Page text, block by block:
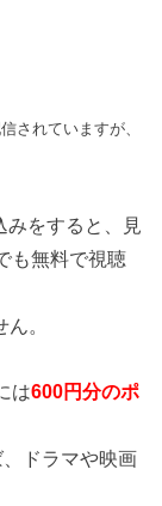
されていますが、
みをすると、見
も無料で視聴
。
は600円分のポ
ドラマや映画